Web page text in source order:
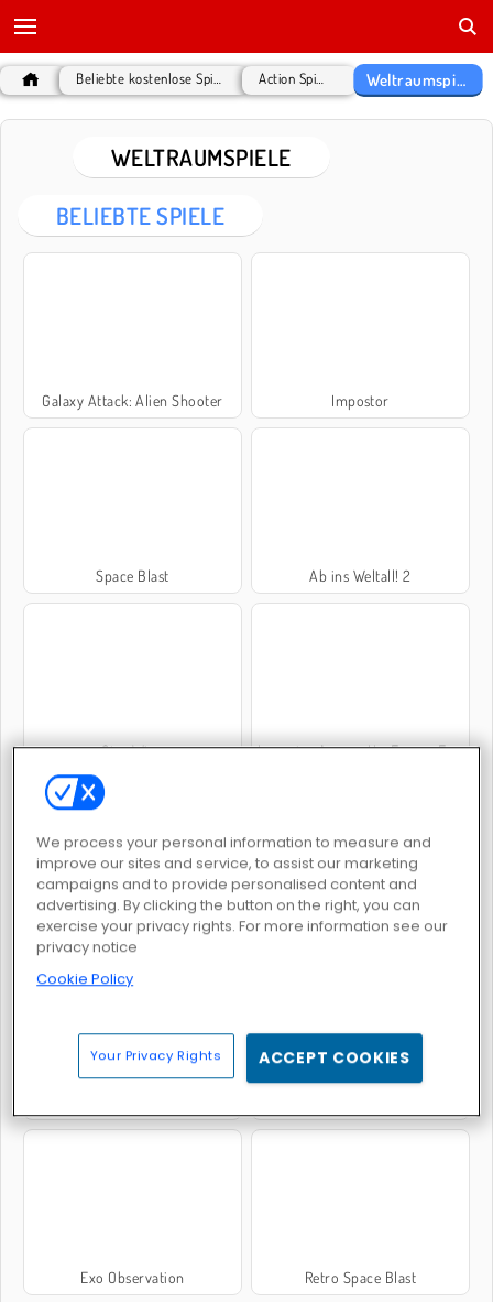
Weltraumspiele
WELTRAUMSPIELE
BELIEBTE SPIELE
Galaxy Attack: Alien Shooter Impostor
Space Blast Ab ins Weltall! 2
Star Wing Imposter Among Us: Escape From Prison
YORG.io 3-Gewinnt: Abenteuer im Weltall
Exo Observation Retro Space Blast
We process your personal information to measure and
improve our sites and service, to assist our marketing
campaigns and to provide personalised content and
advertising. By clicking the button on the right, you can
exercise your privacy rights. For more information see our
privacy notice
Cookie Policy
Your Privacy Rights ACCEPT COOKIES